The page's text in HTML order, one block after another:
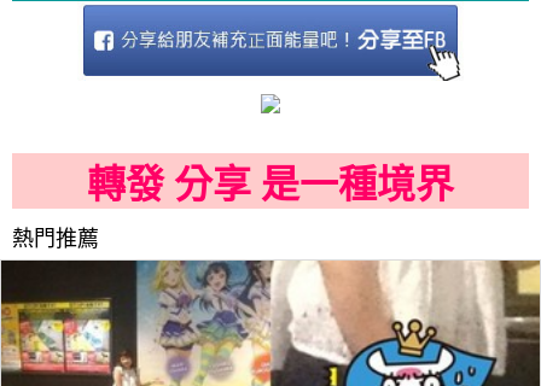
轉發 分享 是一種境界
熱門推薦